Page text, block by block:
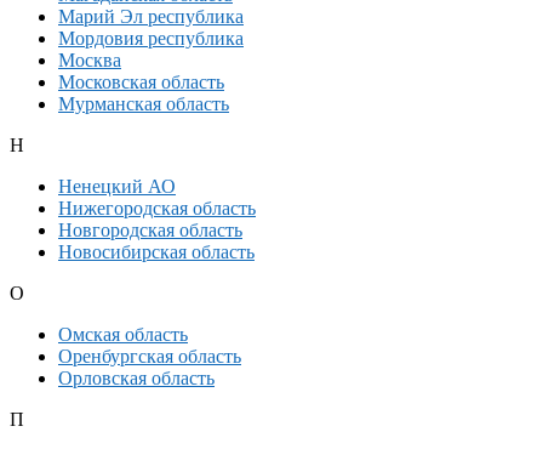
Марий Эл республика
Мордовия республика
Москва
Московская область
Мурманская область
Н
Ненецкий АО
Нижегородская область
Новгородская область
Новосибирская область
О
Омская область
Оренбургская область
Орловская область
П